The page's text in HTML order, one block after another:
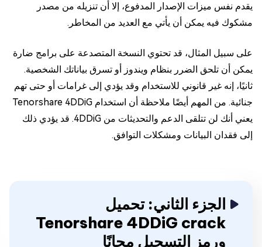
يقدم نفس ميزات الإصدار المدفوع، إلا أن تنزيله من مصدر
مشكوك فيه يمكن أن يأتي مع العديد من المخاطر.
على سبيل المثال، قد تحتوي النسخة المتصدعة على برامج ضارة
يمكن أن تلحق الضرر بنظام ويندوز أو تسرق بياناتك الشخصية.
ثانيًا، إنه غير قانوني للاستخدام وقد يؤدي إلى غرامات أو حتى تهم
جنائية. من المهم أيضًا ملاحظة أن استخدام Tenorshare 4DDiG
يعني أنك لن تتلقى الدعم والتحديثات من 4DDiG. قد يؤدي ذلك
إلى فقدان البيانات ومشكلات التوافق.
الجزء الثاني: تحميل
Tenorshare 4DDiG crack
ورمز التسجيل مجانًا